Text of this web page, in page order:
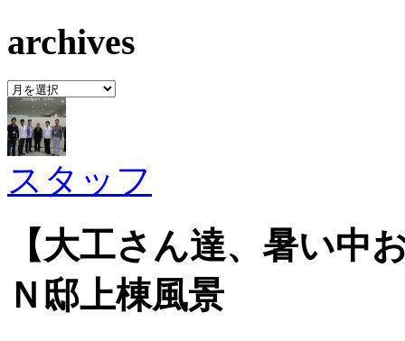
archives
archives
スタッフ
【大工さん達、暑い中
Ｎ邸上棟風景